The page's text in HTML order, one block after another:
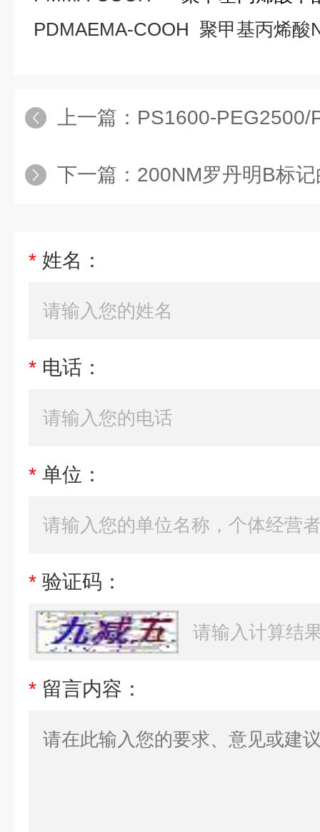
PDMAEMA-COOH 聚甲基丙烯酸
上一篇： PS1600-PEG2500/
下一篇： 200NM罗丹明B标
* 姓名：
* 电话：
* 单位：
* 验证码：
* 留言内容：